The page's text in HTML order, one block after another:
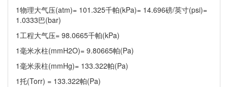
1物理大气压(atm)= 101.325千帕(kPa)= 14.696磅/英寸(psi)=
1.0333巴(bar)
1工程大气压= 98.0665千帕(kPa)
1毫米水柱(mmH2O)= 9.80665帕(Pa)
1毫米汞柱(mmHg)= 133.322帕(Pa)
1托(Torr) = 133.322帕(Pa)